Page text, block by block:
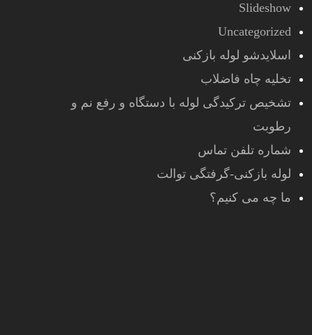
Slideshow
Uncategorized
اسلایدشو لوله بازکنی
تخلیه چاه فاضلاب
تشخیص ترکیدگی لوله با دستگاه و رفع نم و
رطوبت
شماره تلفن تماس
لوله بازکنی-گرفتگی توالت
ما چه می کنیم؟